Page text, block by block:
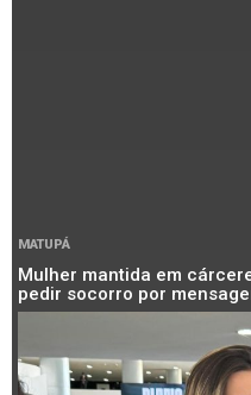
MATUPÁ
Mulher mantida em
pedir socorro por